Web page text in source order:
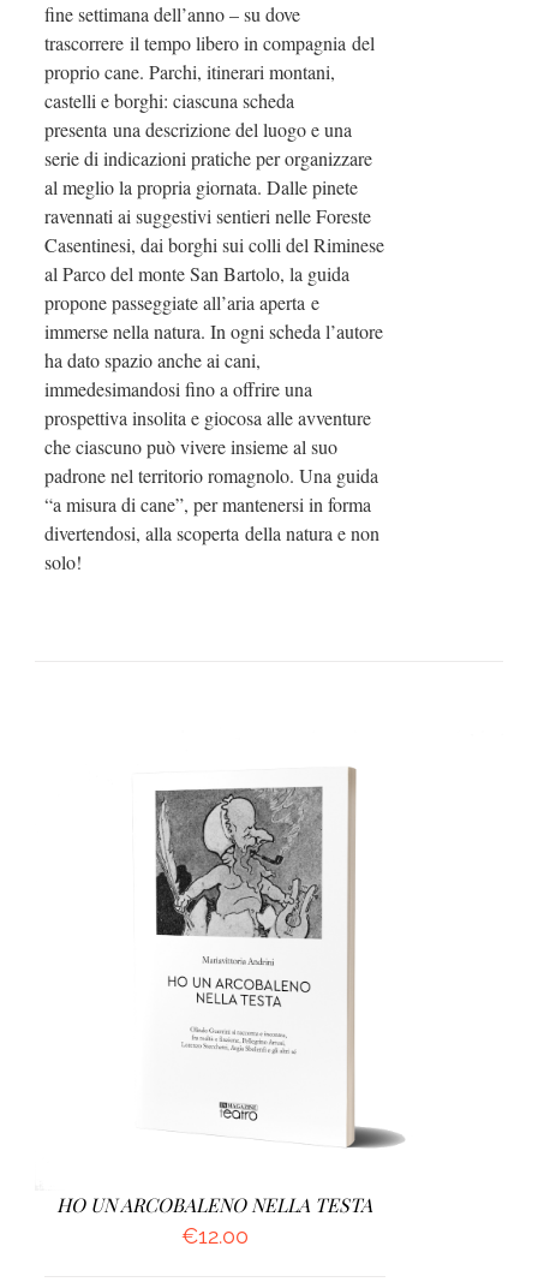
fine settimana dell’anno – su dove
trascorrere il tempo libero in compagnia del
proprio cane. Parchi, itinerari montani,
castelli e borghi: ciascuna scheda
presenta una descrizione del luogo e una
serie di indicazioni pratiche per organizzare
al meglio la propria giornata. Dalle pinete
ravennati ai suggestivi sentieri nelle Foreste
Casentinesi, dai borghi sui colli del Riminese
al Parco del monte San Bartolo, la guida
propone passeggiate all’aria aperta e
immerse nella natura. In ogni scheda l’autore
ha dato spazio anche ai cani,
immedesimandosi fino a offrire una
prospettiva insolita e giocosa alle avventure
che ciascuno può vivere insieme al suo
padrone nel territorio romagnolo. Una guida
“a misura di cane”, per mantenersi in forma
divertendosi, alla scoperta della natura e non
solo!
AGGIUNGI AL CARRELLO
HO UN ARCOBALENO NELLA TESTA
€12.00